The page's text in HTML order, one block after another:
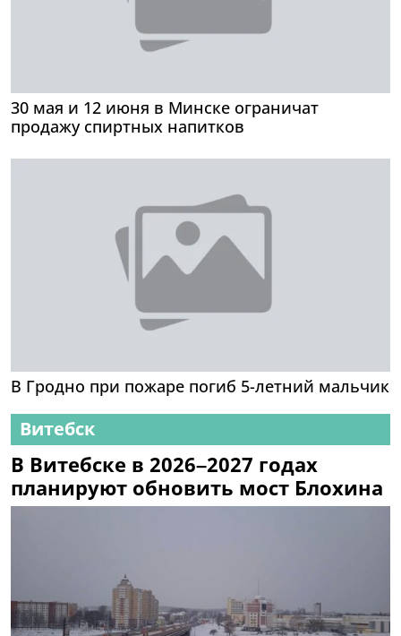
30 мая и 12 июня в Минске ограничат
продажу спиртных напитков
В Гродно при пожаре погиб 5-летний мальчик
Витебск
В Витебске в 2026–2027 годах
планируют обновить мост Блохина